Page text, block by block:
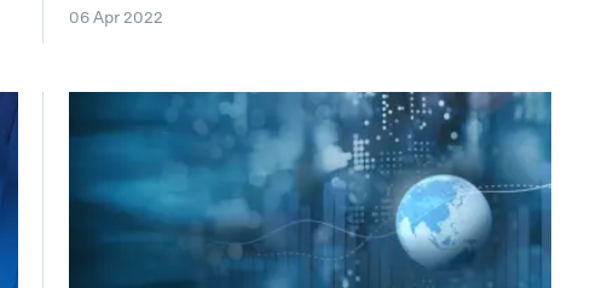
06 Apr 2022